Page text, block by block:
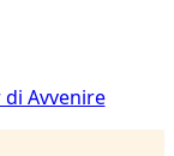
Avvenire